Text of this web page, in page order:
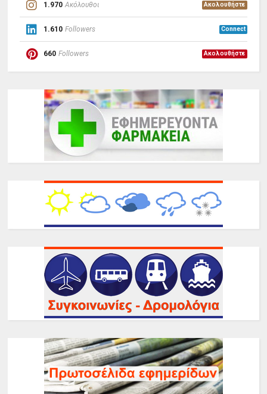
1.970 Ακόλουθοι Ακολουθήστε
1.610 Followers Connect
660 Followers Ακολουθήστε